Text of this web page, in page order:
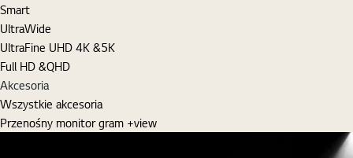
Smart
UltraWide
UltraFine UHD 4K &5K
Full HD &QHD
Akcesoria
Wszystkie akcesoria
Przenośny monitor gram +view